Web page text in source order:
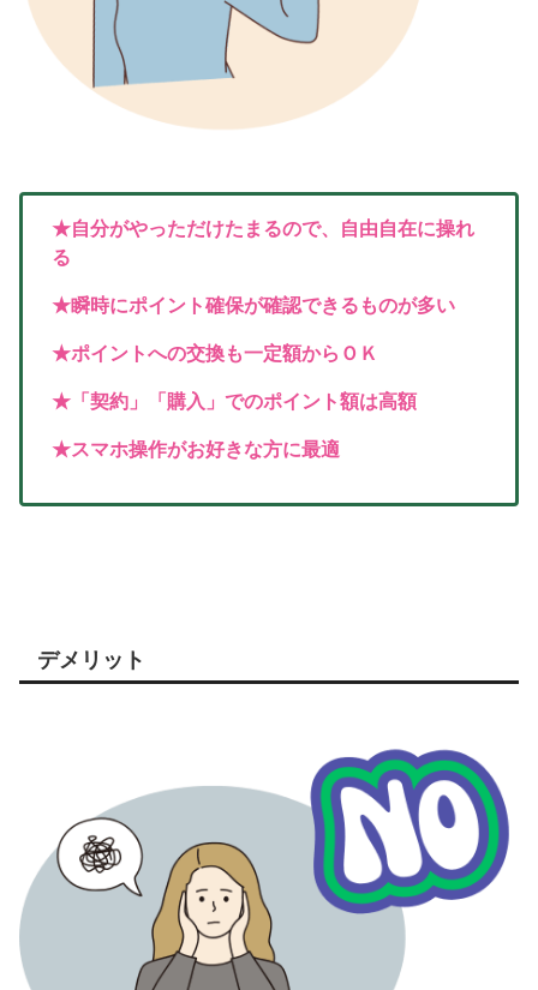
★自分がやっただけたまるので、自由自在に操れ
る
★瞬時にポイント確保が確認できるものが多い
★ポイントへの交換も一定額からＯＫ
★「契約」「購入」でのポイント額は高額
★スマホ操作がお好きな方に最適
デメリット